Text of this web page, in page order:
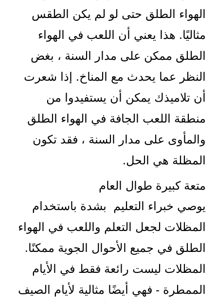
الهواء الطلق حتى لو لم يكن الطقس
مثاليًا. هذا يعني أن اللعب في الهواء
الطلق ممكن على مدار السنة ، بغض
النظر عما يحدث مع المناخ. إذا شعرت
أن تلاميذك يمكن أن يستفيدوا من
منطقة اللعب الجافة في الهواء الطلق
والمأوى على مدار السنة ، فقد تكون
المظلة هي الحل.
متعة كبيرة طوال العام
يوصي خبراء التعليم بشدة باستخدام
المظلات لجعل التعلم واللعب في الهواء
الطلق في جميع الأحوال الجوية ممكنًا.
المظلات ليست رائعة فقط في الأيام
الممطرة - فهي أيضًا مثالية لأيام الصيف